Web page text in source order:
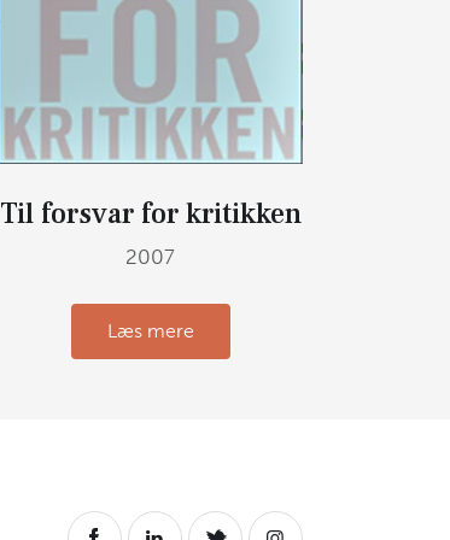
Til forsvar for kritikken
2007
Læs mere